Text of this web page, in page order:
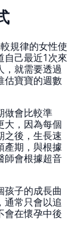
規律的女性使
自己最近1次來
，就需要透過
估寶寶的週數
做會比較準
大，因為每個
之後，生長速
產期，與根據
師會根據超音
孩子的成長曲
通常只會以追
會在懷孕中後